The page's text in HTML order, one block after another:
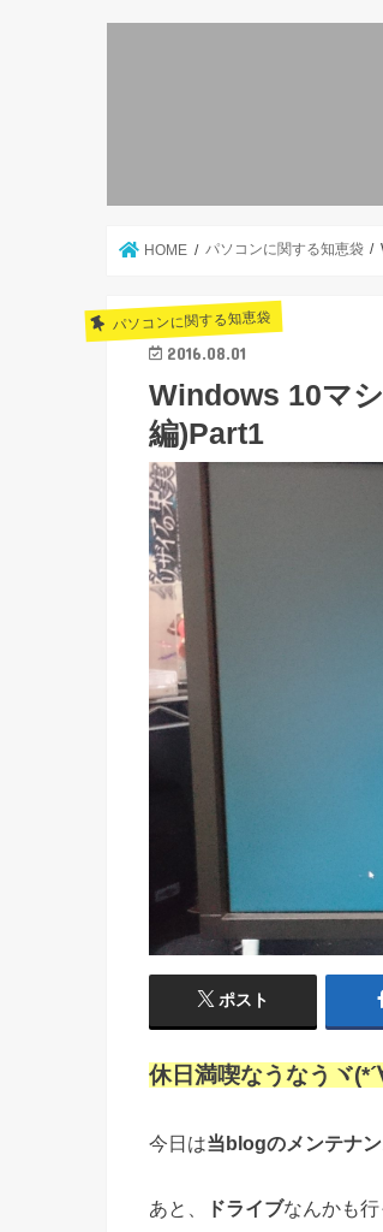
HOME パソコンに関する知恵袋
パソコンに関する知恵袋
2016.08.01
Windows 10マ
編)Part1
ポスト
休日満喫なうなうヾ
今日は当blogのメンテナ
あと、 ドライブなんかも